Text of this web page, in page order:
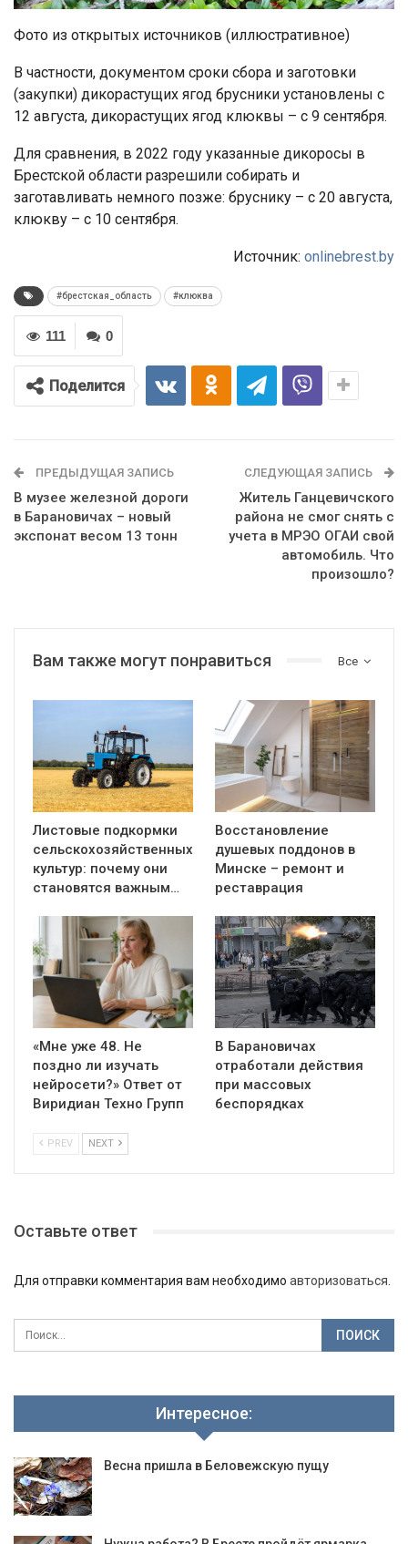
Фото из открытых источников (иллюстративное)
В частности, документом сроки сбора и заготовки
(закупки) дикорастущих ягод брусники установлены с
12 августа, дикорастущих ягод клюквы – с 9 сентября.
Для сравнения, в 2022 году указанные дикоросы в
Брестской области разрешили собирать и
заготавливать немного позже: бруснику – с 20 августа,
клюкву – с 10 сентября.
Источник: onlinebrest.by
#брестская_область #клюква
0
111
Поделится
ПРЕДЫДУЩАЯ ЗАПИСЬ
В музее железной дороги
в Барановичах – новый
экспонат весом 13 тонн
СЛЕДУЮЩАЯ ЗАПИСЬ
Житель Ганцевичского
района не смог снять с
учета в МРЭО ОГАИ свой
автомобиль. Что
произошло?
Все
Вам также могут понравиться
Листовые подкормки
сельскохозяйственных
культур: почему они
становятся важным…
Восстановление
душевых поддонов в
Минске – ремонт и
реставрация
«Мне уже 48. Не
поздно ли изучать
нейросети?» Ответ от
Виридиан Техно Групп
В Барановичах
отработали действия
при массовых
беспорядках
PREV NEXT
Оставьте ответ
Для отправки комментария вам необходимо авторизоваться.
Интересное:
Весна пришла в Беловежскую пущу